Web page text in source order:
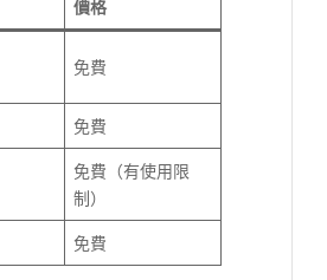
價格
免費
免費
免費（有使用限
制）
免費